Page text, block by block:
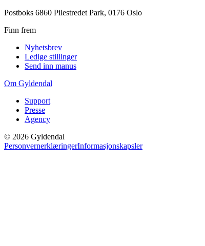
Postboks 6860 Pilestredet Park, 0176 Oslo
Finn frem
Nyhetsbrev
Ledige stillinger
Send inn manus
Om Gyldendal
Support
Presse
Agency
© 2026 Gyldendal
PersonvernerklæringerInformasjonskapsler